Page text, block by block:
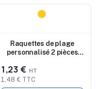
Raquettes de plage
personnalisé 2 pièces
1,23 €
1,48 € TTC